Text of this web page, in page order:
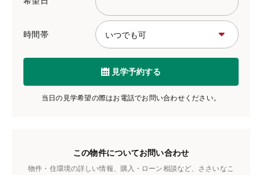
時間帯
見学予約する
当日の見学希望の際はお電話でお問い合わせください。
この物件についてお問い合わせ
物件・住環境の詳しい情報、購入・ローン相談など、ささいなこ